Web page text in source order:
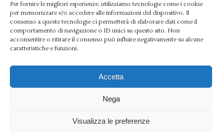
Per fornire le migliori esperienze, utilizziamo tecnologie come i cookie
per memorizzare e/o accedere alle informazioni del dispositivo. Il
consenso a queste tecnologie ci permetterà di elaborare dati come il
comportamento di navigazione o ID unici su questo sito. Non
acconsentire o ritirare il consenso può influire negativamente su alcune
caratteristiche e funzioni.
Accetta
Nega
Visualizza le preferenze
13 APRILE 2022 NEWS NUOTO
Nuoto/Martinenghi e
Pilato rana super agli
Assoluti. Aniene primo
club nella classifica
generale tra uomini e